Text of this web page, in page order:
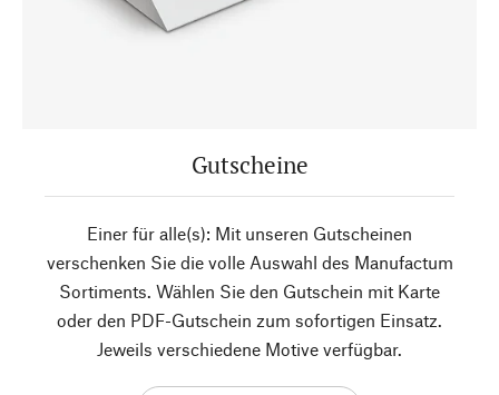
Gutscheine
Einer für alle(s): Mit unseren Gutscheinen
verschenken Sie die volle Auswahl des Manufactum
Sortiments. Wählen Sie den Gutschein mit Karte
oder den PDF-Gutschein zum sofortigen Einsatz.
Jeweils verschiedene Motive verfügbar.